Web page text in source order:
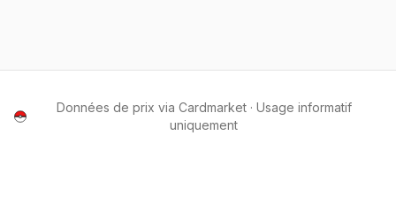
Données de prix via Cardmarket · Usage informatif
uniquement